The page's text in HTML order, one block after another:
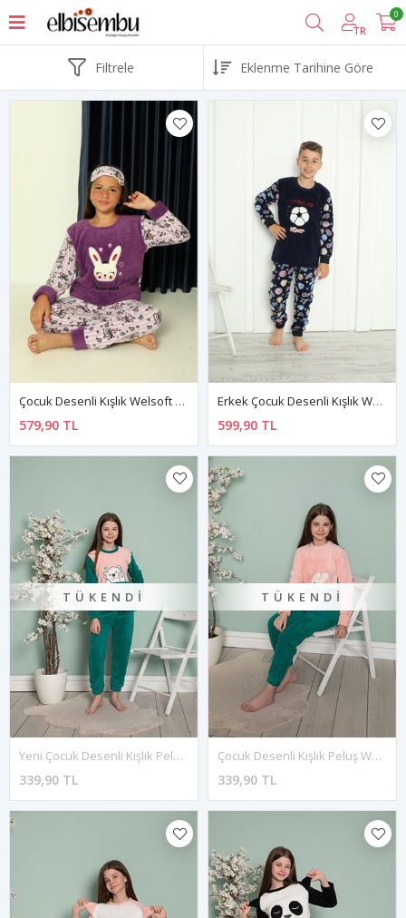
TR
0
Filtrele
Çocuk Desenli Kışlık Welsoft Polar Pijama Takımı (BİR BEDEN BÜYÜK TERCİH EDİNİZ)2C-6460
579,90 TL
Erkek Çocuk Desenli Kışlık Welsoft Polar Pijama Takımı(BİR BEDEN BÜYÜK TERCİH EDİNİZ) 7D-5921
599,90 TL
TÜKENDI
Yeni Çocuk Desenli Kışlık Peluş Welsoft Pijama Takımı 1C-10233
339,90 TL
TÜKENDI
Çocuk Desenli Kışlık Peluş Welsoft Pijama Takımı 2D-10235
339,90 TL